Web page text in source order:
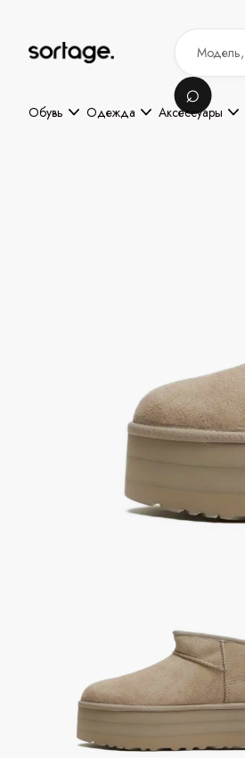
Обувь Одежда Аксессуары